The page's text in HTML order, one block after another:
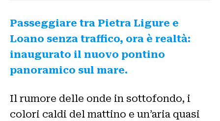
Passeggiare tra Pietra Ligure e
Loano senza traffico, ora è realtà:
inaugurato il nuovo pontino
panoramico sul mare.
Il rumore delle onde in sottofondo, i
colori caldi del mattino e un’aria quasi